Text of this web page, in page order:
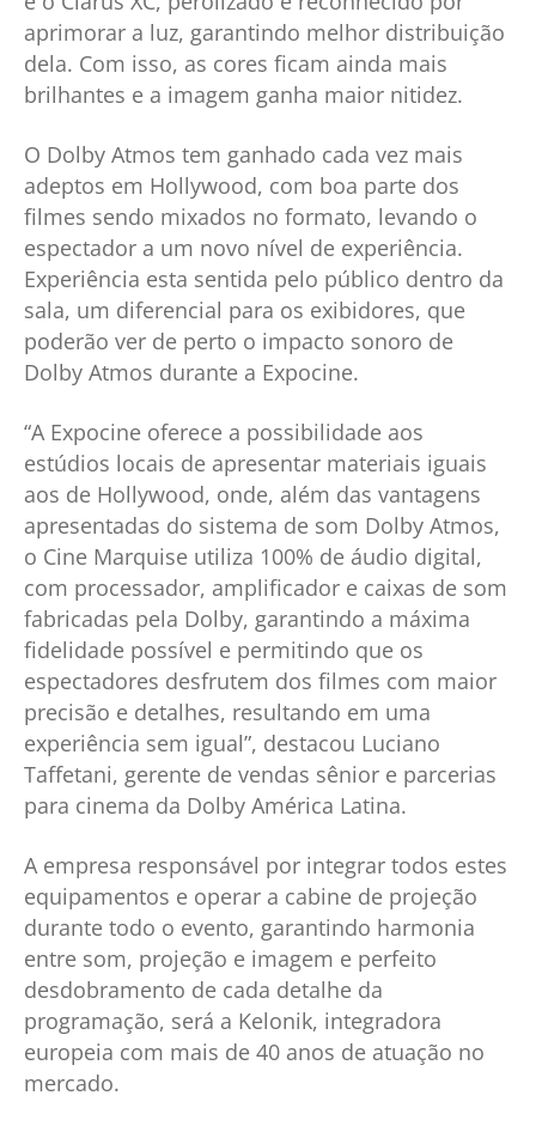
aprimorar a luz, garantindo melhor distribuição
dela. Com isso, as cores ficam ainda mais
brilhantes e a imagem ganha maior nitidez.
O Dolby Atmos tem ganhado cada vez mais
adeptos em Hollywood, com boa parte dos
filmes sendo mixados no formato, levando o
espectador a um novo nível de experiência.
Experiência esta sentida pelo público dentro da
sala, um diferencial para os exibidores, que
poderão ver de perto o impacto sonoro de
Dolby Atmos durante a Expocine.
“A Expocine oferece a possibilidade aos
estúdios locais de apresentar materiais iguais
aos de Hollywood, onde, além das vantagens
apresentadas do sistema de som Dolby Atmos,
o Cine Marquise utiliza 100% de áudio digital,
com processador, amplificador e caixas de som
fabricadas pela Dolby, garantindo a máxima
fidelidade possível e permitindo que os
espectadores desfrutem dos filmes com maior
precisão e detalhes, resultando em uma
experiência sem igual”, destacou Luciano
Taffetani, gerente de vendas sênior e parcerias
para cinema da Dolby América Latina.
A empresa responsável por integrar todos estes
equipamentos e operar a cabine de projeção
durante todo o evento, garantindo harmonia
entre som, projeção e imagem e perfeito
desdobramento de cada detalhe da
programação, será a Kelonik, integradora
europeia com mais de 40 anos de atuação no
mercado.